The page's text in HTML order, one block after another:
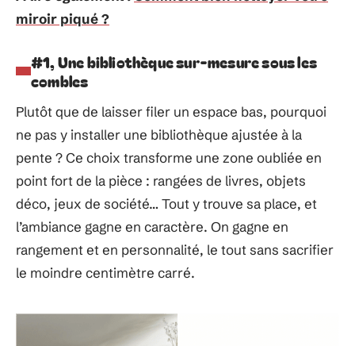
miroir piqué ?
#1, Une bibliothèque sur-mesure sous les
combles
Plutôt que de laisser filer un espace bas, pourquoi
ne pas y installer une bibliothèque ajustée à la
pente ? Ce choix transforme une zone oubliée en
point fort de la pièce : rangées de livres, objets
déco, jeux de société… Tout y trouve sa place, et
l’ambiance gagne en caractère. On gagne en
rangement et en personnalité, le tout sans sacrifier
le moindre centimètre carré.